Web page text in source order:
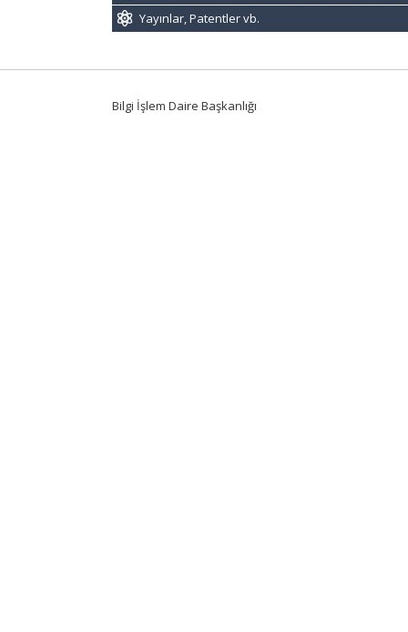
Yayınlar, Patentler vb.
Bilgi İşlem Daire Başkanlığı